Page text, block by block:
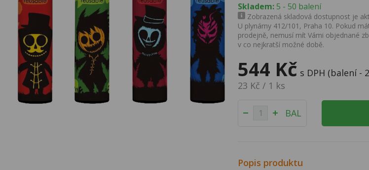
Skladem:5 - 50 balení
Zobrazená skladová dostupnost je
U plynárny 412/101, Praha 10. Pokud
prodejně, nemusí mít Vámi objednané
v co nejkratší možné době.
544 Kč s DPH (balení -
23 Kč / 1 ks
BAL
Popis produktu